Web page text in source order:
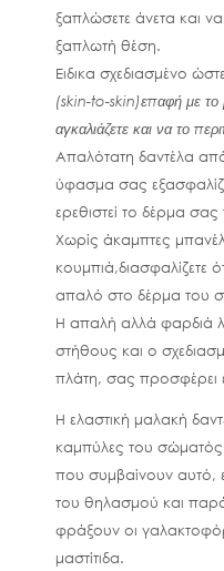
ξαπλώσετε άνετα και
ξαπλωτή θέση.
Ειδικα σχεδιασμένο
(skin-to-skin)επαφή με το
αγκαλιάζετε και να το
Απαλότατη δαντέλα
ύφασμα σας
ερεθιστεί το δέρμα σας
Χωρίς άκαμπτες
κουμπιά,διασφαλίζετε
απαλό στο δέρμα του
Η απαλή αλλά φαρδιά
στήθους και ο
πλάτη, σας προσφέρει
Η ελαστική μαλακή
καμπύλες του σώματός
που συμβαίνουν αυτό,
του θηλασμού και
φράξουν οι
μαστίτιδα.